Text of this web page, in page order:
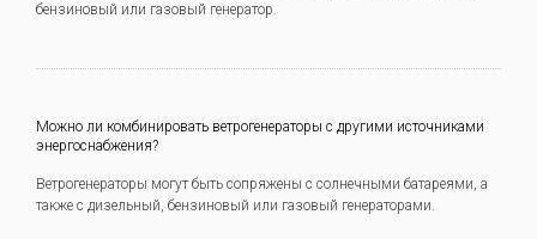
бензиновый или газовый генератор.
Можно ли комбинировать ветрогенераторы с другими источниками
энергоснабжения?
Ветрогенераторы могут быть сопряжены с солнечными батареями, а
также с дизельный, бензиновый или газовый генераторами.